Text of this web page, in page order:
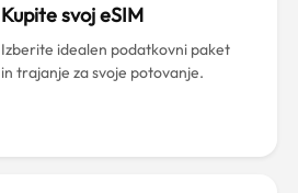
Kupite svoj eSIM
Izberite idealen podatkovni paket
in trajanje za svoje potovanje.